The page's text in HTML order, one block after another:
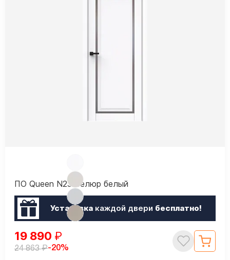
ПО Queen N23 Велюр белый
Установкакаждой двери бесплатно!
19 890 ₽
24 863₽-20%